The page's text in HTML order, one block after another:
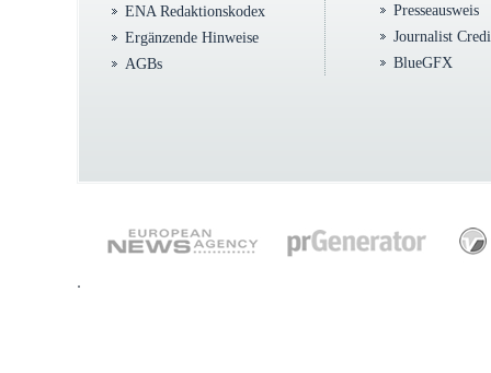
ENA Redaktionskodex
Ergänzende Hinweise
AGBs
Presseausweis
Journalist
BlueGFX
.